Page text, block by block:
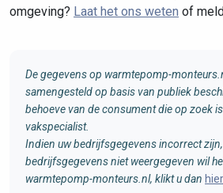
omgeving? Laat het ons weten of
De gegevens op warmtepomp-
samengesteld op basis van publiek
behoeve van de consument die op zoek
vakspecialist.
Indien uw bedrijfsgegevens incorrect
bedrijfsgegevens niet weergegeven wil
warmtepomp-monteurs.nl, klikt u dan hier